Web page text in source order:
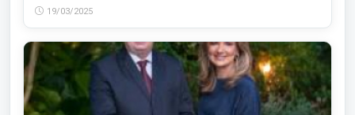
19/03/2025